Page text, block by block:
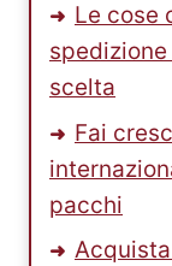
Le cose
scelta
Fai
pacchi